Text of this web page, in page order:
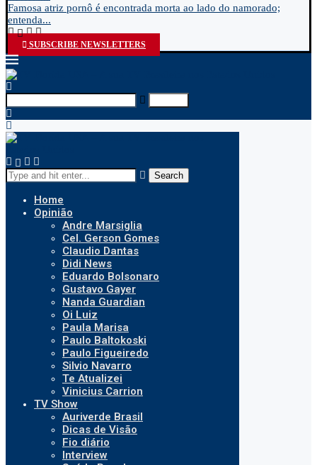
Famosa atriz pornô é encontrada morta ao lado do namorado;
entenda...
SUBSCRIBE NEWSLETTERS
Search
Home
Opinião
Andre Marsiglia
Cel. Gerson Gomes
Claudio Dantas
Didi News
Eduardo Bolsonaro
Gustavo Gayer
Nanda Guardian
Oi Luiz
Paula Marisa
Paulo Baltokoski
Paulo Figueiredo
Silvio Navarro
Te Atualizei
Vinicius Carrion
TV Show
Auriverde Brasil
Dicas de Visão
Fio diário
Interview